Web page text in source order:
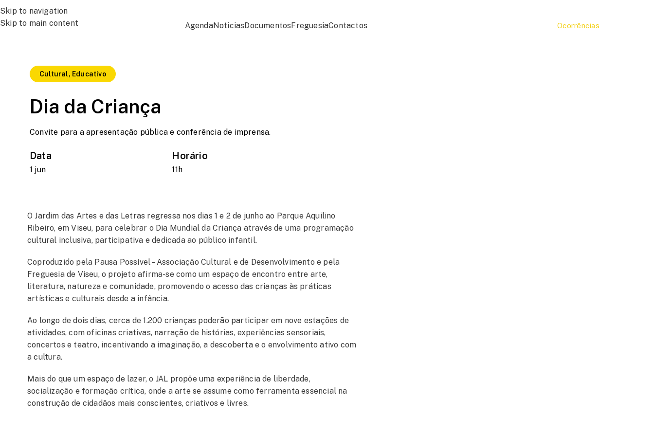
Skip to navigation
Skip to main content
AgendaNoticiasDocumentosFreguesiaContactos Ocorrências
Cultural, Educativo
Dia da Criança
Convite para a apresentação pública e conferência de imprensa.
Data
1 jun
Horário
11h
O Jardim das Artes e das Letras regressa nos dias 1 e 2 de junho ao Parque Aquilino
Ribeiro, em Viseu, para celebrar o Dia Mundial da Criança através de uma programação
cultural inclusiva, participativa e dedicada ao público infantil.
Coproduzido pela Pausa Possível – Associação Cultural e de Desenvolvimento e pela
Freguesia de Viseu, o projeto afirma-se como um espaço de encontro entre arte,
literatura, natureza e comunidade, promovendo o acesso das crianças às práticas
artísticas e culturais desde a infância.
Ao longo de dois dias, cerca de 1.200 crianças poderão participar em nove estações de
atividades, com oficinas criativas, narração de histórias, experiências sensoriais,
concertos e teatro, incentivando a imaginação, a descoberta e o envolvimento ativo com
a cultura.
Mais do que um espaço de lazer, o JAL propõe uma experiência de liberdade,
socialização e formação crítica, onde a arte se assume como ferramenta essencial na
construção de cidadãos mais conscientes, criativos e livres.